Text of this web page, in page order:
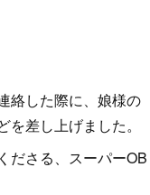
絡した際に、娘様の
差し上げました。
ださる、スーパーOB